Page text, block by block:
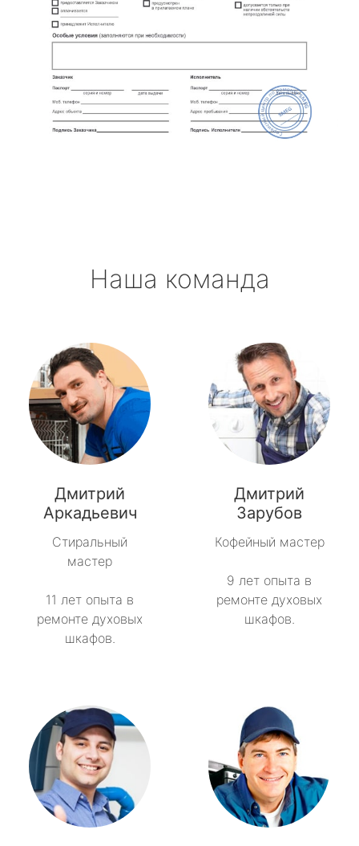
Наша команда
Дмитрий
Аркадьевич
Стиральный
мастер
11 лет опыта в
ремонте духовых
шкафов.
Дмитрий
Зарубов
Кофейный мастер
9 лет опыта в
ремонте духовых
шкафов.